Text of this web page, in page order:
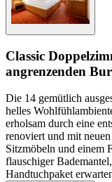
Classic
angrenzenden
Die 14 gemütlich
helles
erholsam durch eine
renoviert und mit
Sitzmöbeln und einem
flauschiger
Handtuchpaket